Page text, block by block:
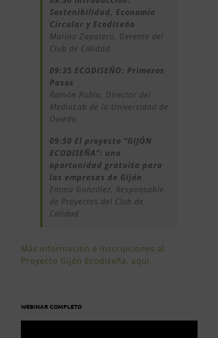
Sostenibilidad, Economía
Circular y Ecodiseño
Marino Zapatero, Gerente del
Club de Calidad
09:35 ECODISEÑO: Primeros
Pasos
Ramón Rubio, Director del
MediaLab de la Universidad de
Oviedo
09:50 El proyecto “GIJÓN
ECODISEÑA”: una
oportunidad gratuita para
las empresas de Gijón
Emma González, Responsable
de Proyectos del Club de
Calidad
Más información e inscripciones al
Proyecto Gijón Ecodiseña, aquí.
WEBINAR COMPLETO